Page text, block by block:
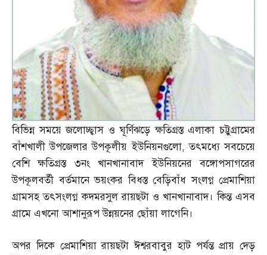
বিভিন্ন সময়ে জলোচ্ছ্বাস ও ঘূর্ণিঝড়ে ক্ষতিগ্রস্ত এলাকা চট্টুগ্রামের
বাঁশখালী উপজেলার উপকূলীয় ইউনিয়নগুলো,তৎমধ্যে সবচেয়ে
বেশি ক্ষতিগ্রস্ত ৩নং খানখানাবাদ ইউনিয়নের বঙ্গোপসাগরের
উপকূলবর্তী বর্তমানে ভয়ংকর বিধস্ত বেড়িবাঁধ সংলগ্ন প্রেমাশিয়া
গ্রামসহ তৎসংলগ্ন কদমরসুল রায়ছটা ও খানখানাবাদ। কিন্ত এসব
গ্রামে এখনো আশানুরূপ উন্নয়নের ছোঁয়া লাগেনি।
অপর দিকে প্রেমাশিয়া রায়ছটা ঈশ্বরবাবুর হাট পর্যন্ত প্রায় দেড়